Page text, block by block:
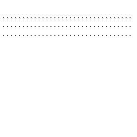
. . . . . . . . . . . . . . . . . . . . . . . . . . . . . . . .
. . . . . . . . . . . . . . . . . . . . . . . . . . . . . . . .
. . . . . . . . . . . . . . . . . . . . . . . . . . . . . . . .